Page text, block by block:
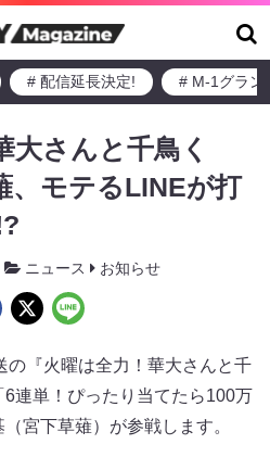
# 配信延長決定! # M-1グラン
大さんと千鳥く
、モテるLINEが打
ニュース お知らせ
の『火曜は全力！華大さんと千
連単！ぴったり当てたら100万
宮下草薙）が参戦します。